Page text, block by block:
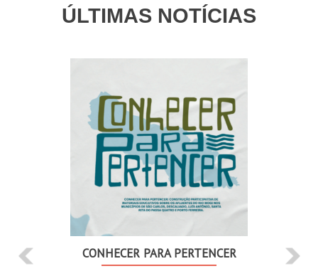
ÚLTIMAS NOTÍCIAS
CONHECER PARA PERTENCER